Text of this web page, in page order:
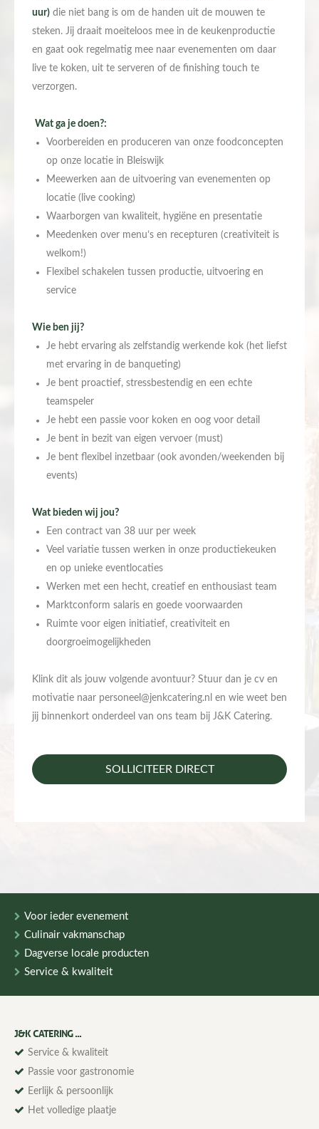
uur) die niet bang is om de handen uit de mouwen te
steken. Jij draait moeiteloos mee in de keukenproductie
en gaat ook regelmatig mee naar evenementen om daar
live te koken, uit te serveren of de finishing touch te
verzorgen.
Wat ga je doen?:
Voorbereiden en produceren van onze foodconcepten
op onze locatie in Bleiswijk
Meewerken aan de uitvoering van evenementen op
locatie (live cooking)
Waarborgen van kwaliteit, hygiëne en presentatie
Meedenken over menu’s en recepturen (creativiteit is
welkom!)
Flexibel schakelen tussen productie, uitvoering en
service
Wie ben jij?
Je hebt ervaring als zelfstandig werkende kok (het liefst
met ervaring in de banqueting)
Je bent proactief, stressbestendig en een echte
teamspeler
Je hebt een passie voor koken en oog voor detail
Je bent in bezit van eigen vervoer (must)
Je bent flexibel inzetbaar (ook avonden/weekenden bij
events)
Wat bieden wij jou?
Een contract van 38 uur per week
Veel variatie tussen werken in onze productiekeuken
en op unieke eventlocaties
Werken met een hecht, creatief en enthousiast team
Marktconform salaris en goede voorwaarden
Ruimte voor eigen initiatief, creativiteit en
doorgroeimogelijkheden
Klink dit als jouw volgende avontuur? Stuur dan je cv en
motivatie naar personeel@jenkcatering.nl en wie weet ben
jij binnenkort onderdeel van ons team bij J&K Catering.
SOLLICITEER DIRECT
Voor ieder evenement
Culinair vakmanschap
Dagverse locale producten
Service & kwaliteit
J&K CATERING ...
Service & kwaliteit
Passie voor gastronomie
Eerlijk & persoonlijk
Het volledige plaatje